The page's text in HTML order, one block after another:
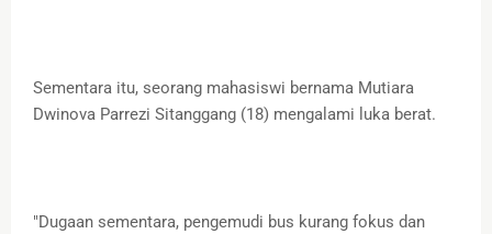
Sementara itu, seorang mahasiswi bernama Mutiara
Dwinova Parrezi Sitanggang (18) mengalami luka berat.
"Dugaan sementara, pengemudi bus kurang fokus dan